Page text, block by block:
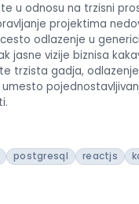
u odnosu na trzisni
projektima
odlazenje u
jasne vizije biznisa
trzista gadja,
postgresql reactjs